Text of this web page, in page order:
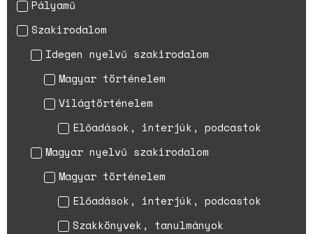
Pályamű
Szakirodalom
Idegen nyelvű szakirodalom
Magyar történelem
Világtörténelem
Előadások, interjúk, podcastok
Magyar nyelvű szakirodalom
Magyar történelem
Előadások, interjúk, podcastok
Szakkönyvek, tanulmányok